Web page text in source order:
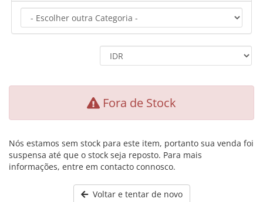
Fora de Stock
Nós estamos sem stock para este item, portanto sua venda foi
suspensa até que o stock seja reposto. Para mais
informações, entre em contacto connosco.
Voltar e tentar de novo